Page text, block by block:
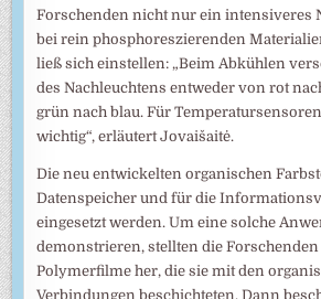
Forschenden nicht nur ein intensiveres
bei rein phosphoreszierenden
ließ sich einstellen: „Beim Abkühlen
des Nachleuchtens entweder von rot
grün nach blau. Für
wichtig“, erläutert Jovaišaitė.
Die neu entwickelten organischen
Datenspeicher und für die
eingesetzt werden. Um eine solche
demonstrieren, stellten die
Polymerfilme her, die sie mit den
Verbindungen beschichteten. Dann